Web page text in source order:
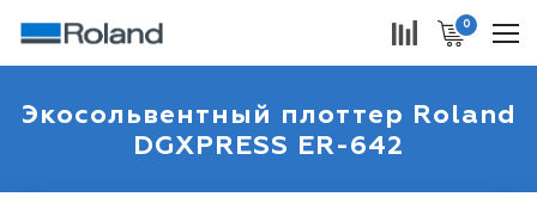
0
Экосольвентный плоттер Roland
DGXPRESS ER-642